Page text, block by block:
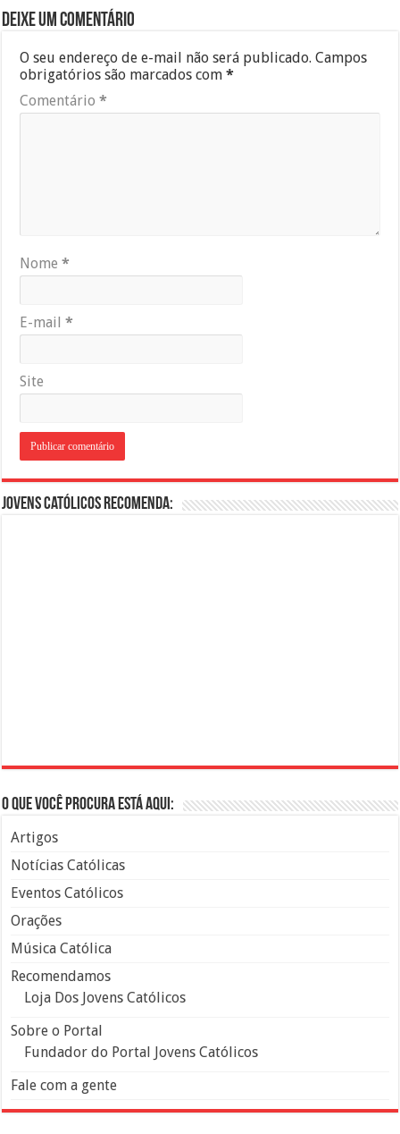
Deixe um comentário
O seu endereço de e-mail não será publicado. Campos
obrigatórios são marcados com*
Comentário*
Nome*
E-mail*
Site
Jovens Católicos Recomenda:
O que você procura está aqui:
Artigos
Notícias Católicas
Eventos Católicos
Orações
Música Católica
Recomendamos
Loja Dos Jovens Católicos
Sobre o Portal
Fundador do Portal Jovens Católicos
Fale com a gente